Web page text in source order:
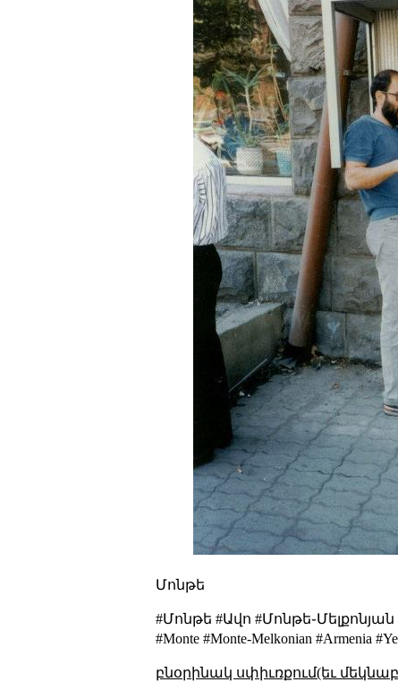
Մոնթե
#Մոնթե #Ավո
#Monte #Monte-Melkonian #Armenia
բնօրինակ սփիւռքում(եւ